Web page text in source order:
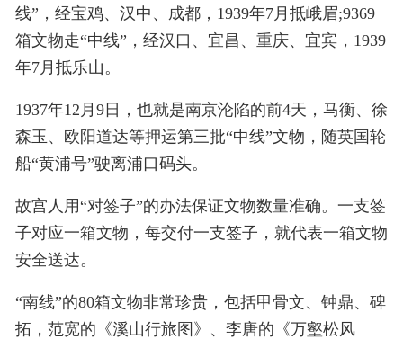
线”，经宝鸡、汉中、成都，1939年7月抵峨眉;9369
箱文物走“中线”，经汉口、宜昌、重庆、宜宾，1939
年7月抵乐山。
1937年12月9日，也就是南京沦陷的前4天，马衡、徐
森玉、欧阳道达等押运第三批“中线”文物，随英国轮
船“黄浦号”驶离浦口码头。
故宫人用“对签子”的办法保证文物数量准确。一支签
子对应一箱文物，每交付一支签子，就代表一箱文物
安全送达。
“南线”的80箱文物非常珍贵，包括甲骨文、钟鼎、碑
拓，范宽的《溪山行旅图》、李唐的《万壑松风